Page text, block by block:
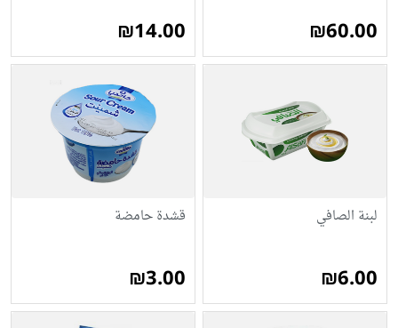
₪60.00
₪14.00
لبنة الصافي
₪6.00
قشدة حامضة
₪3.00